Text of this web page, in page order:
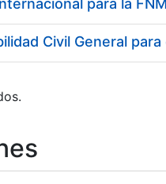
para la
Civil General para